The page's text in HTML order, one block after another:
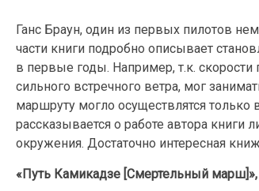
Ганс Браун, один из первых пилотов
части книги подробно описывает
в первые годы. Например, т.к. скорости
сильного встречного ветра, мог
маршруту могло осуществлятся только
рассказывается о работе автора
окружения. Достаточно интересная
«Путь Камикадзе [Смертельный